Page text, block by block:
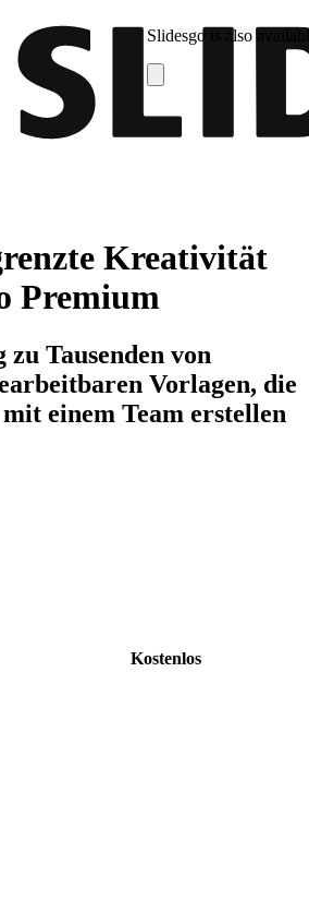
Slidesgo is also
Kreativität
Premium
Tausenden von
Vorlagen, die
einem Team erstellen
Kostenlos